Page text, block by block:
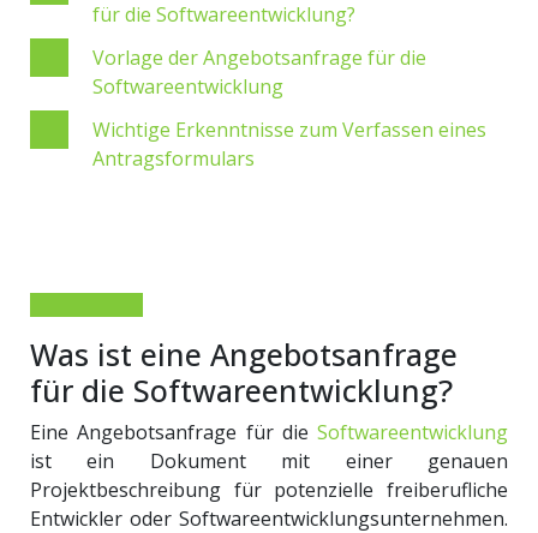
für die Softwareentwicklung?
Vorlage der Angebotsanfrage für die
Softwareentwicklung
Wichtige Erkenntnisse zum Verfassen eines
Antragsformulars
Was ist eine Angebotsanfrage
für die Softwareentwicklung?
Eine Angebotsanfrage für die Softwareentwicklung
ist ein Dokument mit einer genauen
Projektbeschreibung für potenzielle freiberufliche
Entwickler oder Softwareentwicklungsunternehmen.